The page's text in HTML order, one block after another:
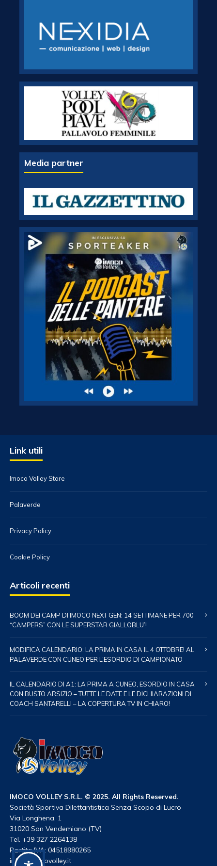
Media partner
Link utili
Imoco Volley Store
Palaverde
Privacy Policy
Cookie Policy
Articoli recenti
BOOM DEI CAMP DI IMOCO NEXT GEN: 14 SETTIMANE PER 700
“CAMPERS” CON LE SUPERSTAR GIALLOBLU’!
MODIFICA CALENDARIO: LA PRIMA IN CASA IL 4 OTTOBRE! AL
PALAVERDE CON CUNEO PER L’ESORDIO DI CAMPIONATO
IL CALENDARIO DI A1: LA PRIMA A CUNEO, ESORDIO IN CASA
CON BUSTO ARSIZIO – TUTTE LE DATE E LE DICHIARAZIONI DI
COACH SANTARELLI – LA COPERTURA TV IN CHIARO!
IMOCO VOLLEY S.R.L. © 2025. All Rights Reserved.
Società Sportiva Dilettantistica Senza Scopo di Lucro
Via Longhena, 1
31020 San Vendemiano (TV)
Tel. +39 327 2264138
Partita IVA: 04518980265
info@imocovolley.it